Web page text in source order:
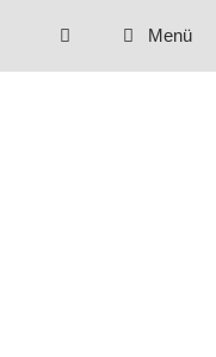
Menü